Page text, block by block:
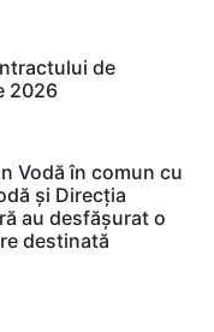
de
2026
Vodă în comun cu
și Direcția
au desfășurat o
destinată